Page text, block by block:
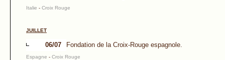
Italie - Croix Rouge
JUILLET
06/07 Fondation de la Croix-Rouge espagnole.
Espagne - Croix Rouge